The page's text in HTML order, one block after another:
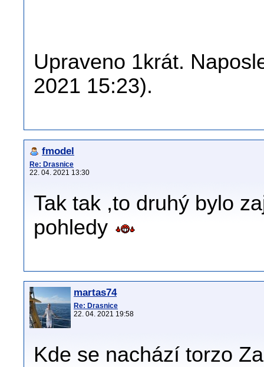
Upraveno 1krát.
2021 15:23).
fmodel
Re: Drasnice
22. 04. 2021 13:30
Tak tak ,to druhý bylo
pohledy
martas74
Re: Drasnice
22. 04. 2021 19:58
Kde se nachází torzo